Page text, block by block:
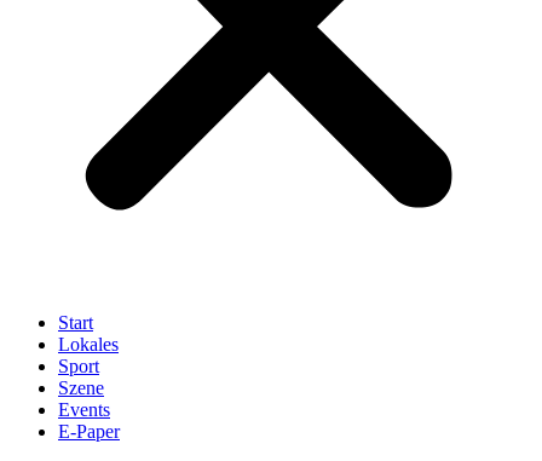
Start
Lokales
Sport
Szene
Events
E-Paper